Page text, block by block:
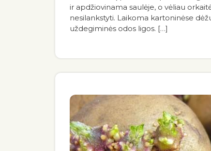
ir apdžiovinama saulėje, o vėliau
nesilankstyti. Laikoma kartoninėse
uždegiminės odos ligos. […]